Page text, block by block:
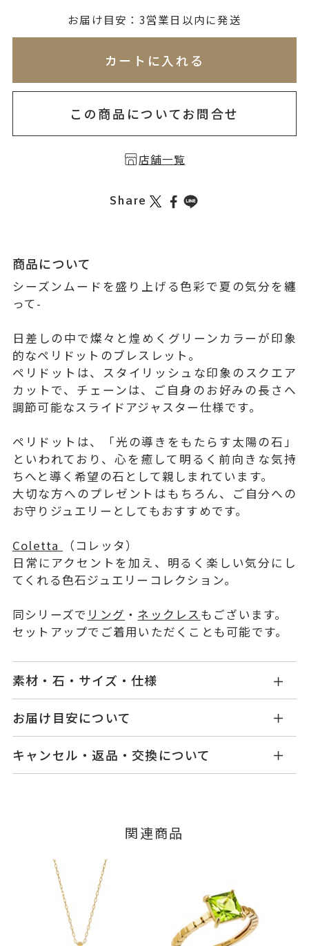
(刻印について)※必ず選択ください
お届け目安：3営業日以内に発送
カートに入れる
この商品についてお問合せ
店舗一覧
Share
商品について
シーズンムードを盛り上げる色彩で夏の気分を纏
って-
日差しの中で燦々と煌めくグリーンカラーが印象
的なペリドットのブレスレット。
ペリドットは、スタイリッシュな印象のスクエア
カットで、チェーンは、ご自身のお好みの長さへ
調節可能なスライドアジャスター仕様です。
ペリドットは、「光の導きをもたらす太陽の石」
といわれており、心を癒して明るく前向きな気持
ちへと導く希望の石として親しまれています。
大切な方へのプレゼントはもちろん、ご自分への
お守りジュエリーとしてもおすすめです。
Coletta
（コレッタ）
日常にアクセントを加え、明るく楽しい気分にし
てくれる色石ジュエリーコレクション。
同シリーズで リング ・ ネックレス もございます。
セットアップでご着用いただくことも可能です。
素材・石・サイズ・仕様
品番
OB2507B001PRYG1
素材
K10イエローゴールド
石
ペリドット
チェーン全長(スライドアジャスタ
モチーフ 縦：約6.1mm 横：約6.
1mm 厚さ：約3.3mm
お届け目安について
せ。
ご注文およびご入金確認後、以下の日程にて発送
■お届け目安が「3営業日以内に発送」の商品
例：金曜日17時までのご注文→翌週火曜日までに
発送いたします。
■お届け目安が「約1ヶ月半以内～」の商品
キャンセル・返品・交換について
ージの購入履歴一覧よりご注文状況をご確認いた
ご注文状況が「注文済み」の場合に限り、キャ
ンセルを承ります。
メンバーシップ未登録のお客さまは、お問い合
わせフォームよりご連絡ください。
関連商品